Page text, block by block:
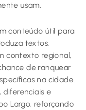
usam.
conteúdo útil para
textos,
contexto regional,
de ranquear
na cidade.
diferenciais e
Largo, reforçando